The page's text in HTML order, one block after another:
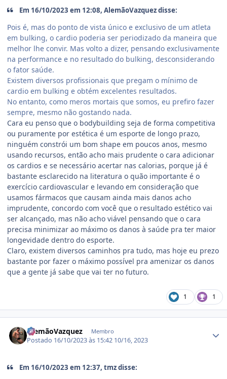
Em 16/10/2023 em 12:08, AlemãoVazquez disse:
Pois é, mas do ponto de vista único e exclusivo de um atleta
em bulking, o cardio poderia ser periodizado da maneira que
melhor lhe convir. Mas volto a dizer, pensando exclusivamente
na performance e no resultado do bulking, desconsiderando
o fator saúde.
Existem diversos profissionais que pregam o mínimo de
cardio em bulking e obtém excelentes resultados.
No entanto, como meros mortais que somos, eu prefiro fazer
sempre, mesmo não gostando nada.
Cara eu penso que o bodybuilding seja de forma competitiva
ou puramente por estética é um esporte de longo prazo,
ninguém constrói um bom shape em poucos anos, mesmo
usando recursos, então acho mais prudente o cara adicionar
os cardios e se necessário acertar nas calorias, porque já é
bastante esclarecido na literatura o quão importante é o
exercício cardiovascular e levando em consideração que
usamos fármacos que causam ainda mais danos acho
imprudente, concordo com você que o resultado estético vai
ser alcançado, mas não acho viável pensando que o cara
precisa minimizar ao máximo os danos à saúde pra ter maior
longevidade dentro do esporte.
Claro, existem diversos caminhos pra tudo, mas hoje eu prezo
bastante por fazer o máximo possível pra amenizar os danos
que a gente já sabe que vai ter no futuro.
1 1
AlemãoVazquez Membro
Postado 16/10/2023 às 15:42 10/16, 2023
Em 16/10/2023 em 12:37, tmz disse: